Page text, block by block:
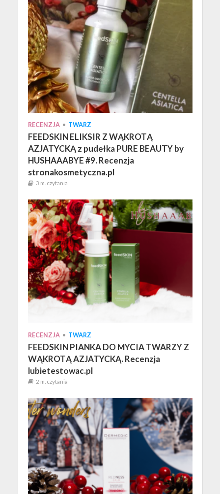
RECENZJA • TWARZ
FEEDSKIN ELIKSIR Z WĄKROTĄ
AZJATYCKĄ z pudełka PURE BEAUTY by
HUSHAAABYE #9. Recenzja
stronakosmetyczna.pl
3 m. czytania
RECENZJA • TWARZ
FEEDSKIN PIANKA DO MYCIA TWARZY Z
WĄKROTĄ AZJATYCKĄ. Recenzja
lubietestowac.pl
2 m. czytania